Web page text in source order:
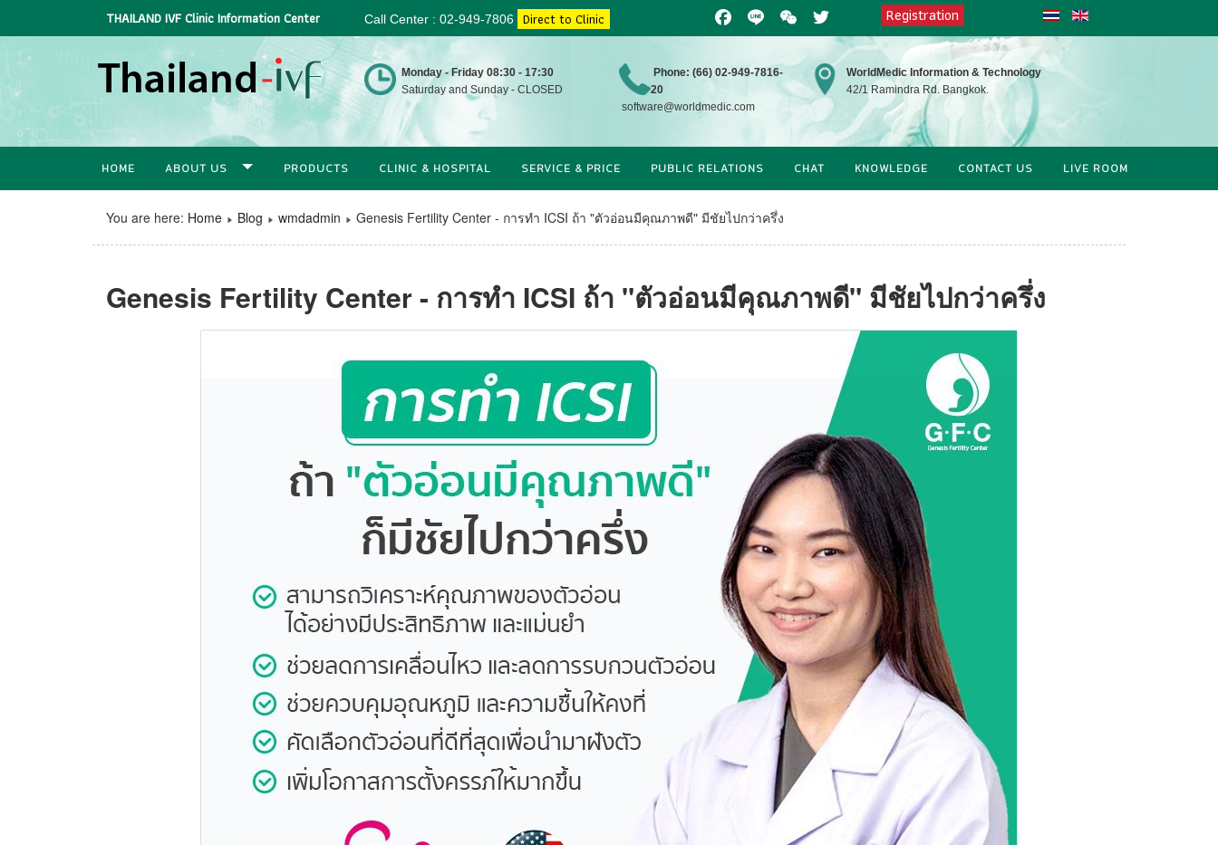
THAILAND IVF Clinic Information Center Call Center : 02-949-7806 Direct to Clinic
Facebook
Line WeChatTwitter
Registration
Monday - Friday 08:30 - 17:30
Saturday and Sunday - CLOSED
Phone: (66) 02-949-7816-
20
software@worldmedic.com
WorldMedic Information & Technology
42/1 Ramindra Rd. Bangkok.
HOME ABOUT US PRODUCTS CLINIC & HOSPITAL SERVICE & PRICE PUBLIC RELATIONS CHAT KNOWLEDGE CONTACT US LIVE ROOM
You are here: Home Blog wmdadmin Genesis Fertility Center - การทำ ICSI ถ้า "ตัวอ่อนมีคุณภาพดี" มีชัยไปกว่าครึ่ง
Genesis Fertility Center - การทำ ICSI ถ้า "ตัวอ่อนมีคุณภาพดี" มีชัยไปกว่าครึ่ง